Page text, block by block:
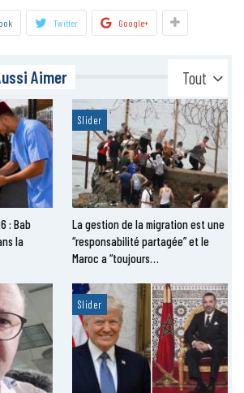
Twitter Google+
Tout
Aimer
: Bab
la
Slider
La gestion de la migration est une
“responsabilité partagée” et le
Maroc a “toujours…
Slider